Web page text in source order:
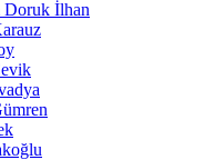
Doruk İlhan